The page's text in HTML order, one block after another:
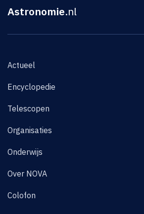
Astronomie.nl
Actueel
Encyclopedie
Telescopen
Organisaties
Onderwijs
Over NOVA
Colofon